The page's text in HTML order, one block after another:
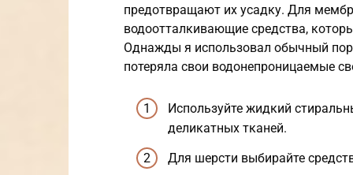
предотвращают их усадку. Для
водоотталкивающие средства,
Однажды я использовал обычный
потеряла свои водонепроницаемые
Используйте жидкий
деликатных тканей.
Для шерсти выбирайте